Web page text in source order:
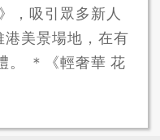
，吸引眾多新人
美景場地，在有
。 ＊《輕奢華 花